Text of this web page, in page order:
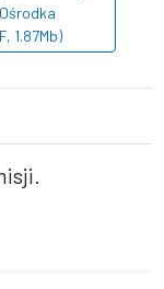
1.87Mb)